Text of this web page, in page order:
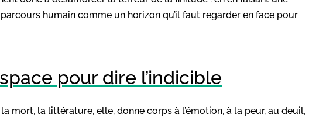
humain comme un horizon qu’il faut regarder en face pour
pour dire l’indicible
mort, la littérature, elle, donne corps à l’émotion, à la peur, au deuil,